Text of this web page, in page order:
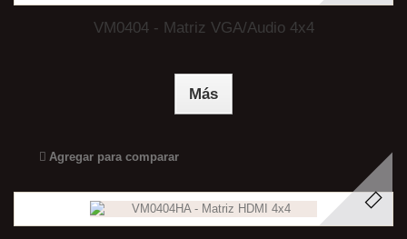
VM0404 - Matriz VGA/Audio 4x4
Más
Agregar para comparar